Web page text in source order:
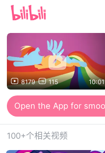
8179 115 10:01
100+个相关视频